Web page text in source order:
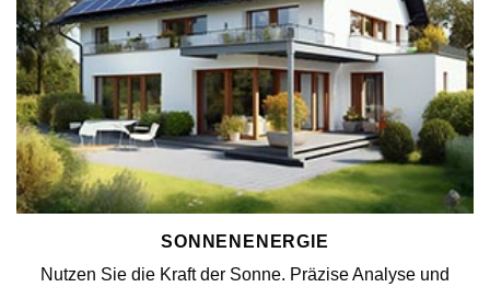
SONNENENERGIE
Nutzen Sie die Kraft der Sonne. Präzise Analyse und